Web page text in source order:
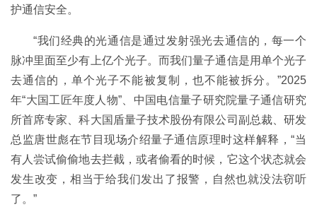
护通信安全。
“我们经典的光通信是通过发射强光去通信的，每一个
脉冲里面至少有上亿个光子。而我们量子通信是用单个光子
去通信的，单个光子不能被复制，也不能被拆分。”2025
年“大国工匠年度人物”、中国电信量子研究院量子通信研究
所首席专家、科大国盾量子技术股份有限公司副总裁、研发
总监唐世彪在节目现场介绍量子通信原理时这样解释，“当
有人尝试偷偷地去拦截，或者偷看的时候，它这个状态就会
发生改变，相当于给我们发出了报警，自然也就没法窃听
了。”